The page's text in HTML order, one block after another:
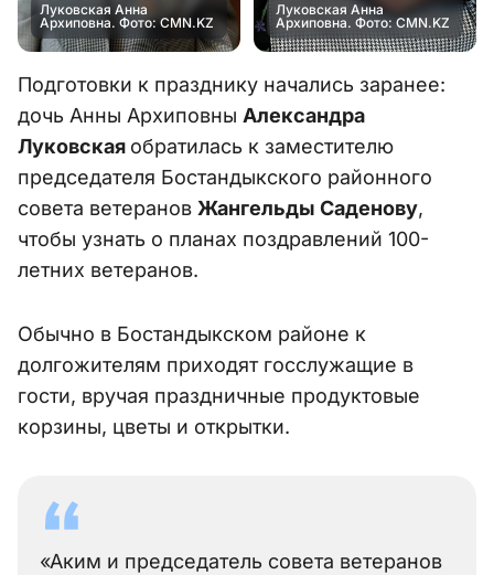
Луковская Анна
Архиповна. Фото: CMN.KZ
Луковская Анна
Архиповна. Фото: CMN.KZ
Подготовки к празднику начались заранее:
дочь Анны Архиповны Александра
Луковская обратилась к заместителю
председателя Бостандыкского районного
совета ветеранов Жангельды Саденову,
чтобы узнать о планах поздравлений 100-
летних ветеранов.
Обычно в Бостандыкском районе к
долгожителям приходят госслужащие в
гости, вручая праздничные продуктовые
корзины, цветы и открытки.
«Аким и председатель совета ветеранов